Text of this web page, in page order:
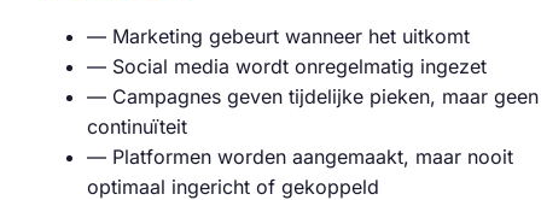
— Marketing gebeurt wanneer het uitkomt
— Social media wordt onregelmatig ingezet
— Campagnes geven tijdelijke pieken, maar geen
continuïteit
— Platformen worden aangemaakt, maar nooit
optimaal ingericht of gekoppeld